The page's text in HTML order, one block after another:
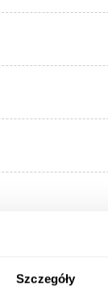
Szczegóły